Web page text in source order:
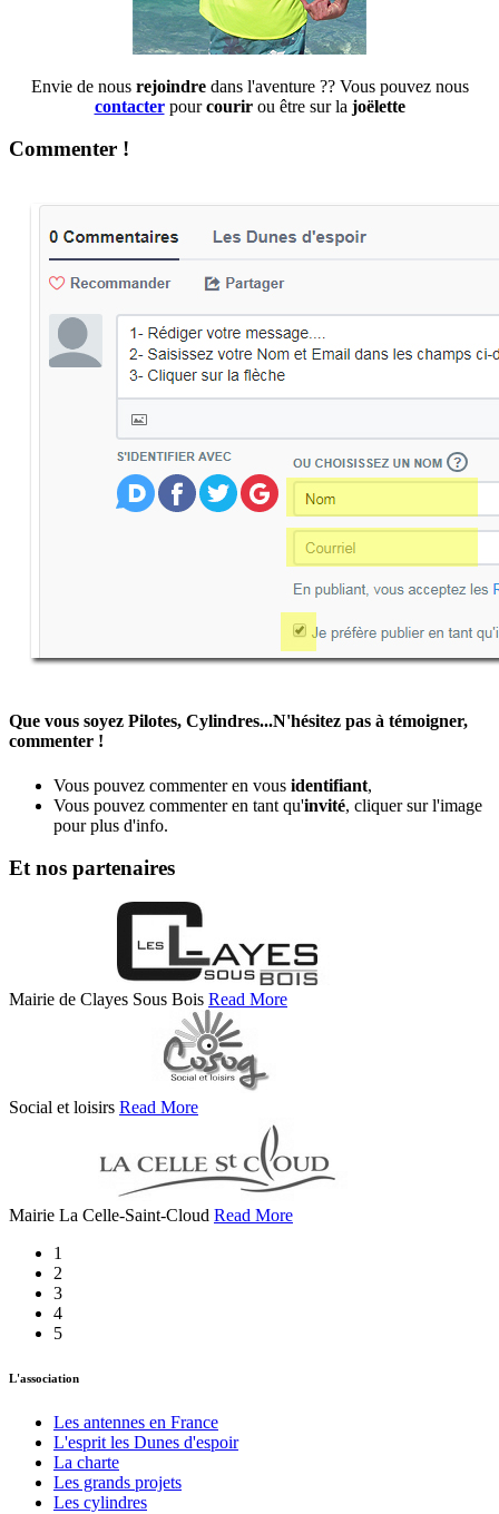
Envie de nous rejoindre dans l'aventure ?? Vous pouvez nous
contacterpourcourir ou être sur la joëlette
Commenter !
Que vous soyez Pilotes, Cylindres...N'hésitez pas à témoigner,
commenter !
Vous pouvez commenter en vous identifiant,
Vous pouvez commenter en tant qu'invité, cliquer sur l'image
pour plus d'info.
Et nos partenaires
Mairie de Clayes Sous Bois Read More
Social et loisirs Read More
Mairie La Celle-Saint-Cloud Read More
1
2
3
4
5
L'association
Les antennes en France
L'esprit les Dunes d'espoir
La charte
Les grands projets
Les cylindres